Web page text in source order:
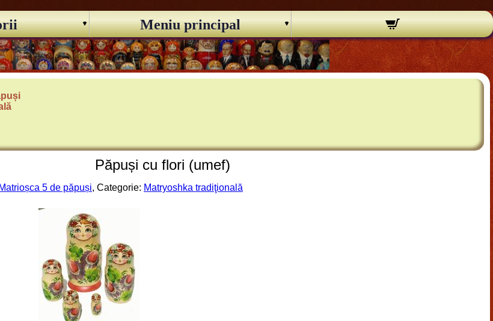
Meniu principal
Păpuși cu flori (umef)
Matrioșca 5 de păpuși, Categorie: Matryoshka tradiţională